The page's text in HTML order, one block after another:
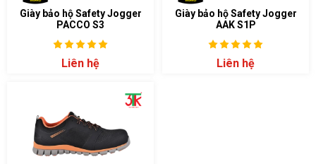
Giày bảo hộ Safety Jogger
PACCO S3
Liên hệ
Giày bảo hộ Safety Jogger
AAK S1P
Liên hệ